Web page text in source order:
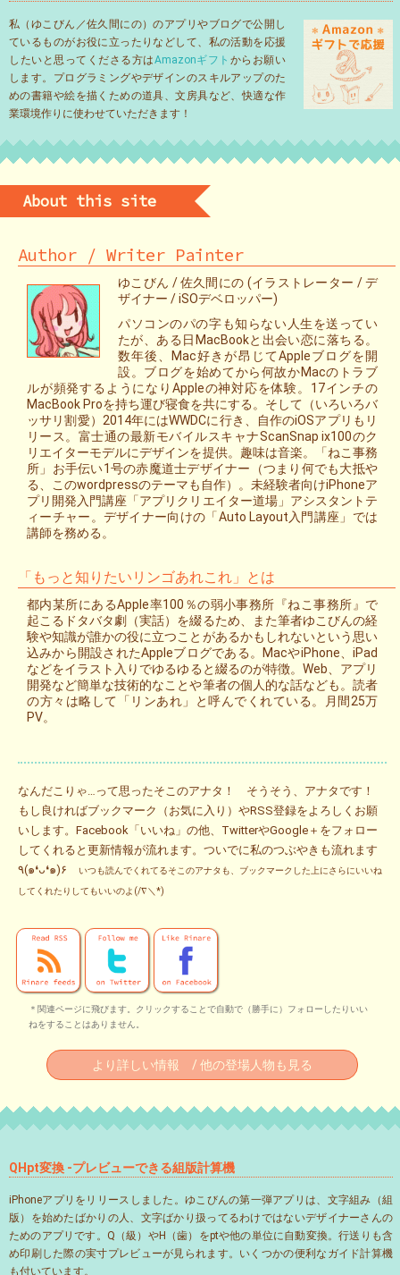
私（ゆこびん／佐久間にの）のアプリやブログで公開し
ているものがお役に立ったりなどして、私の活動を応援
したいと思ってくださる方はAmazonギフト からお願い
します。プログラミングやデザインのスキルアップのた
めの書籍や絵を描くための道具、文房具など、快適な作
業環境作りに使わせていただきます！
About this site
Author / Writer Painter
ゆこびん / 佐久間にの (イラストレーター / デ
ザイナー / iSOデベロッパー)
パソコンのパの字も知らない人生を送ってい
たが、ある日MacBookと出会い恋に落ちる。
数年後、Mac好きが昂じてAppleブログを開
設。ブログを始めてから何故かMacのトラブ
ルが頻発するようになりAppleの神対応を体験。17インチの
MacBook Proを持ち運び寝食を共にする。そして（いろいろバ
ッサリ割愛）2014年にはWWDCに行き、自作のiOSアプリもリ
リース。富士通の最新モバイルスキャナScanSnap ix100のク
リエイターモデルにデザインを提供。趣味は音楽。「ねこ事務
所」お手伝い1号の赤魔道士デザイナー（つまり何でも大抵や
る、このwordpressのテーマも自作）。未経験者向けiPhoneア
プリ開発入門講座「アプリクリエイター道場」アシスタントテ
ィーチャー。デザイナー向けの「Auto Layout入門講座」では
講師を務める。
「もっと知りたいリンゴあれこれ」とは
都内某所にあるApple率100％の弱小事務所『ねこ事務所』で
起こるドタバタ劇（実話）を綴るため、また筆者ゆこびんの経
験や知識が誰かの役に立つことがあるかもしれないという思い
込みから開設されたAppleブログである。MacやiPhone、iPad
などをイラスト入りでゆるゆると綴るのが特徴。Web、アプリ
開発など簡単な技術的なことや筆者の個人的な話なども。読者
の方々は略して「リンあれ」と呼んでくれている。月間25万
PV。
なんだこりゃ…って思ったそこのアナタ！ そうそう、アナタです！
もし良ければブックマーク（お気に入り）やRSS登録をよろしくお願
いします。Facebook「いいね」の他、TwitterやGoogle＋をフォロー
してくれると更新情報が流れます。ついでに私のつぶやきも流れます
٩(๑❛ᴗ❛๑)۶
いつも読んでくれてるそこのアナタも、ブックマークした上にさらにいいね
してくれたりしてもいいのよ(/∇＼*)
＊関連ページに飛びます。クリックすることで自動で（勝手に）フォローしたりいい
ねをすることはありません。
より詳しい情報 / 他の登場人物も見る
QHpt変換 -プレビューできる組版計算機
iPhoneアプリをリリースしました。ゆこびんの第一弾アプリは、文字組み（組
版）を始めたばかりの人、文字ばかり扱ってるわけではないデザイナーさんの
ためのアプリです。Q（級）やH（歯）をptや他の単位に自動変換。行送りも含
め印刷した際の実寸プレビューが見られます。いくつかの便利なガイド計算機
も付いています。